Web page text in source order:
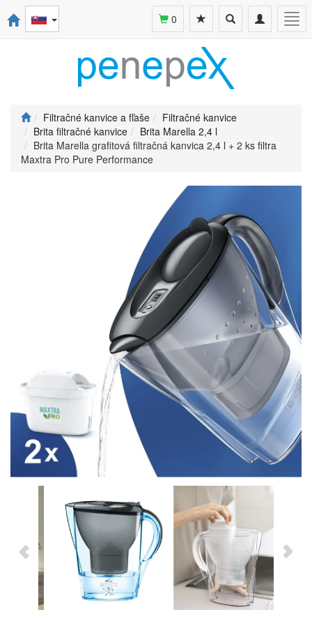
Toggle
navigation
Toggle
search
0
Filtračné kanvice a fľaše
Filtračné kanvice
Brita filtračné kanvice
Brita Marella 2,4 l
Brita Marella grafitová filtračná kanvica 2,4 l + 2 ks filtra
Maxtra Pro Pure Performance